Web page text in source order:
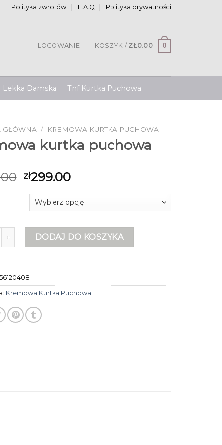
Polityka zwrotów F.A.Q Polityka prywatności
LOGOWANIE KOSZYK / ZŁ0.00 0
Lekka Damska Tnf Kurtka Puchowa
GŁÓWNA / KREMOWA KURTKA PUCHOWA
kurtka puchowa
zł299.00
kurtka puchowa
DODAJ DO KOSZYKA
Kremowa Kurtka Puchowa